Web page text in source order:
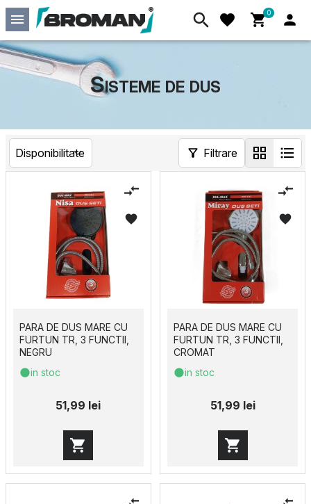
0
Sisteme de dus
Filtrare
PARA DE DUS MARE CU
FURTUN TR, 3 FUNCTII,
NEGRU
in stoc
51,99 lei
PARA DE DUS MARE CU
FURTUN TR, 3 FUNCTII,
CROMAT
in stoc
51,99 lei